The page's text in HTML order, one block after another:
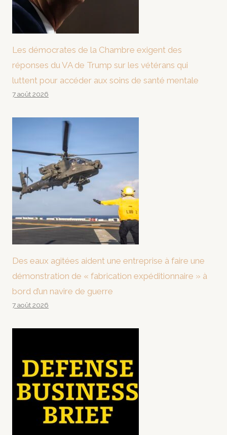
Les démocrates de la Chambre exigent des
réponses du VA de Trump sur les vétérans qui
luttent pour accéder aux soins de santé mentale
7 août 2026
Des eaux agitées aident une entreprise à faire une
démonstration de « fabrication expéditionnaire » à
bord d’un navire de guerre
7 août 2026